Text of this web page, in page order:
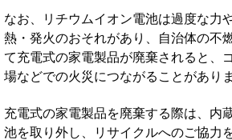
なお、リチウムイオン電池は過度な力
熱・発火のおそれがあり、自治体の不
て充電式の家電製品が廃棄されると、
場などでの火災につながることがありま
充電式の家電製品を廃棄する際は、内
池を取り外し、リサイクルへのご協力